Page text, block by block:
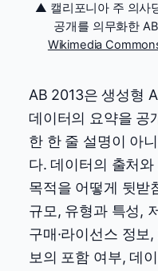
▲ 캘리포니아 주 의사
공개를 의무화한
Wikimedia
AB 2013은 생성형
데이터의 요약을 공
한 한 줄 설명이 아
다. 데이터의 출처
목적을 어떻게 뒷받
규모, 유형과 특성,
구매·라이선스 정
보의 포함 여부, 데